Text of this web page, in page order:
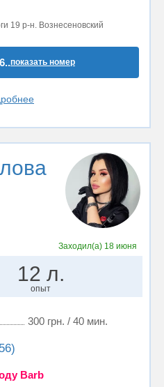
19 р-н. Вознесеновский
показать номер
Заходил(а) 18 июня
12 л.
опыт
300 грн. / 40 мин.
Barb